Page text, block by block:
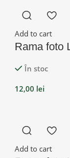
Add to cart
Rama foto
În stoc
12,00 lei
Add to cart